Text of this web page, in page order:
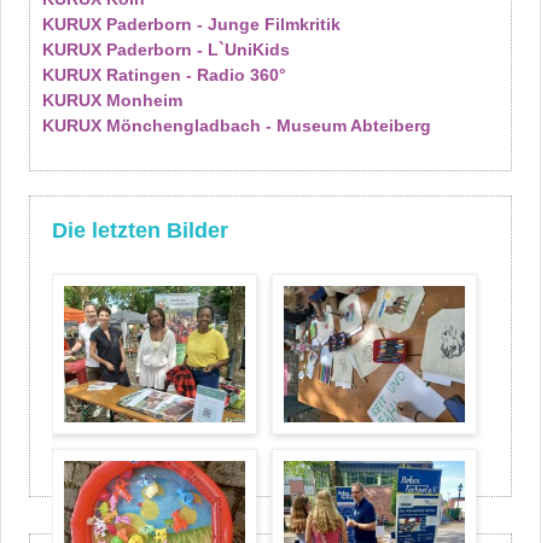
KURUX Paderborn - Junge Filmkritik
KURUX Paderborn - L`UniKids
KURUX Ratingen - Radio 360°
KURUX Monheim
KURUX Mönchengladbach - Museum Abteiberg
Die letzten Bilder